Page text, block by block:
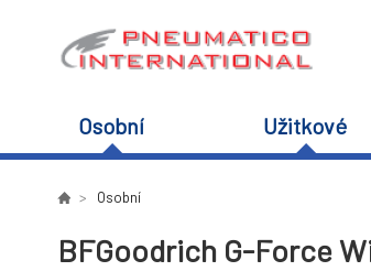
Osobní Užitkové
Osobní
BFGoodrich G-Force